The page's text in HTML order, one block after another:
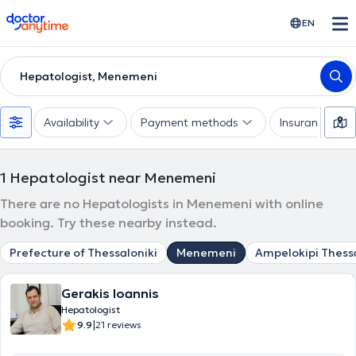
doctoranytime EN
Hepatologist, Menemeni
Availability Payment methods Insurances
1 Hepatologist near Menemeni
There are no Hepatologists in Menemeni with online
booking. Try these nearby instead.
Prefecture of Thessaloniki Menemeni Ampelokipi
Gerakis Ioannis
Hepatologist
9.9|21 reviews